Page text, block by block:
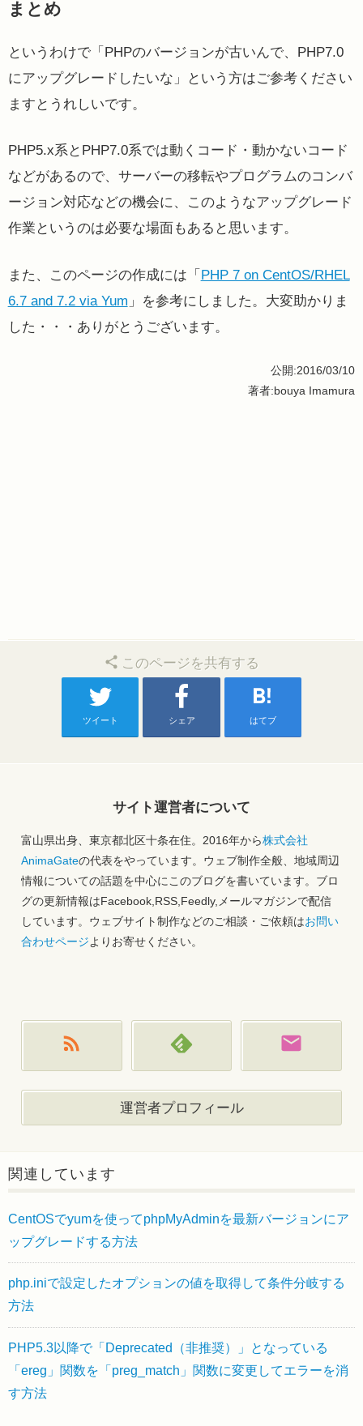
まとめ
というわけで「PHPのバージョンが古いんで、PHP7.0
にアップグレードしたいな」という方はご参考ください
ますとうれしいです。
PHP5.x系とPHP7.0系では動くコード・動かないコード
などがあるので、サーバーの移転やプログラムのコンバ
ージョン対応などの機会に、このようなアップグレード
作業というのは必要な場面もあると思います。
また、このページの作成には「 PHP 7 on CentOS/RHEL
6.7 and 7.2 via Yum 」を参考にしました。大変助かりま
した・・・ありがとうございます。
公開:2016/03/10
著者:bouya Imamura
このページを共有する
ツイート シェア はてブ
サイト運営者について
富山県出身、東京都北区十条在住。2016年から株式会社
AnimaGateの代表をやっています。ウェブ制作全般、地域周辺
情報についての話題を中心にこのブログを書いています。ブロ
グの更新情報はFacebook,RSS,Feedly,メールマガジンで配信
しています。ウェブサイト制作などのご相談・ご依頼はお問い
合わせページよりお寄せください。
運営者プロフィール
関連しています
CentOSでyumを使ってphpMyAdminを最新バージョンにア
ップグレードする方法
php.iniで設定したオプションの値を取得して条件分岐する
方法
PHP5.3以降で「Deprecated（非推奨）」となっている
「ereg」関数を「preg_match」関数に変更してエラーを消
す方法